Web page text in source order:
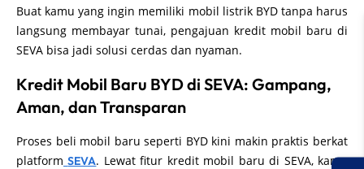
Buat kamu yang ingin memiliki mobil listrik BYD tanpa harus
langsung membayar tunai, pengajuan kredit mobil baru di
SEVA bisa jadi solusi cerdas dan nyaman.
Kredit Mobil Baru BYD di SEVA: Gampang,
Aman, dan Transparan
Proses beli mobil baru seperti BYD kini makin praktis berkat
platform SEVA. Lewat fitur kredit mobil baru di SEVA, kamu